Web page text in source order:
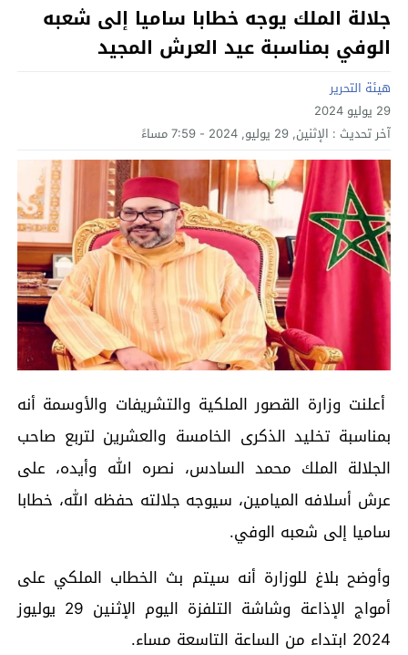
جلالة الملك يوجه خطابا ساميا إلى شعبه
الوفي بمناسبة عيد العرش المجيد
هيئة التحرير
29 يوليو 2024
آخر تحديث : الإثنين, 29 يوليو, 2024 - 7:59 مساءً
أعلنت وزارة القصور الملكية والتشريفات والأوسمة أنه
بمناسبة تخليد الذكرى الخامسة والعشرين لتربع صاحب
الجلالة الملك محمد السادس، نصره الله وأيده، على
عرش أسلافه الميامين، سيوجه جلالته حفظه الله، خطابا
ساميا إلى شعبه الوفي.
وأوضح بلاغ للوزارة أنه سيتم بث الخطاب الملكي على
أمواج الإذاعة وشاشة التلفزة اليوم الإثنين 29 يوليوز
2024 ابتداء من الساعة التاسعة مساء.